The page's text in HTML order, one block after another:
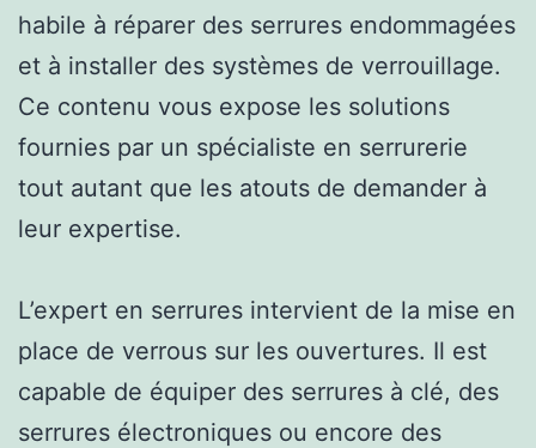
habile à réparer des serrures endommagées
et à installer des systèmes de verrouillage.
Ce contenu vous expose les solutions
fournies par un spécialiste en serrurerie
tout autant que les atouts de demander à
leur expertise.
L’expert en serrures intervient de la mise en
place de verrous sur les ouvertures. Il est
capable de équiper des serrures à clé, des
serrures électroniques ou encore des